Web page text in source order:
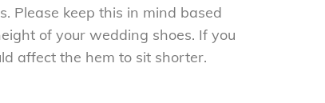
Please keep this in mind based
of your wedding shoes. If you
affect the hem to sit shorter.